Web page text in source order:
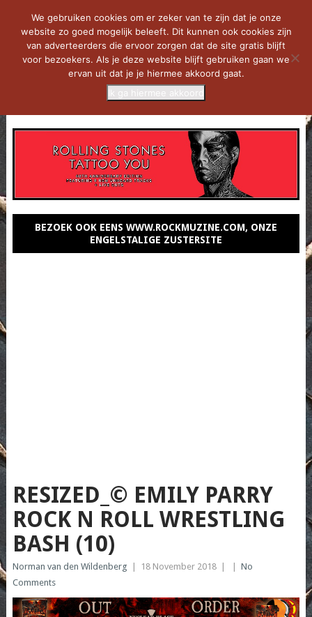
BEZOEK OOK EENS WWW.ROCKMUZINE.COM, ONZE
ENGELSTALIGE ZUSTERSITE
RESIZED_© EMILY PARRY
ROCK N ROLL WRESTLING
BASH (10)
Norman van den Wildenberg 18 November 2018
No
Comments
We gebruiken cookies om er zeker van te zijn dat je onze
website zo goed mogelijk beleeft. Dit kunnen ook cookies zijn
van adverteerders die ervoor zorgen dat de site gratis blijft
voor bezoekers. Als je deze website blijft gebruiken gaan we
ervan uit dat je je hiermee akkoord gaat.
Ik ga hiermee akkoord